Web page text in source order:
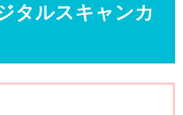
タルスキャンカ